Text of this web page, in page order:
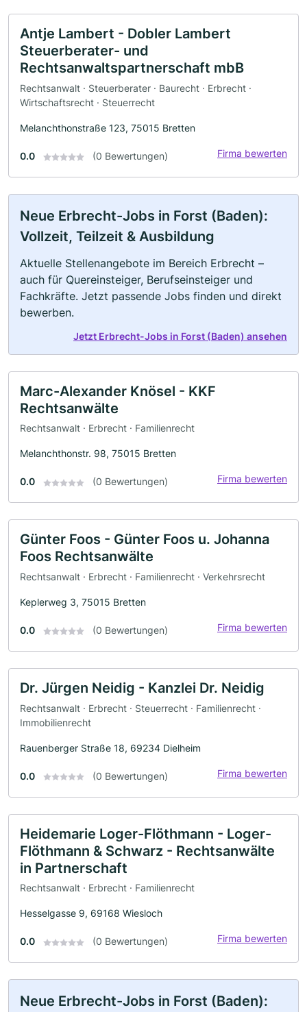
Antje Lambert - Dobler Lambert
Steuerberater- und
Rechtsanwaltspartnerschaft mbB
Rechtsanwalt · Steuerberater · Baurecht · Erbrecht ·
Wirtschaftsrecht · Steuerrecht
Melanchthonstraße 123, 75015 Bretten
0.0 (0 Bewertungen) Firma bewerten
Neue Erbrecht-Jobs in Forst (Baden):
Vollzeit, Teilzeit & Ausbildung
Aktuelle Stellenangebote im Bereich Erbrecht –
auch für Quereinsteiger, Berufseinsteiger und
Fachkräfte. Jetzt passende Jobs finden und direkt
bewerben.
Jetzt Erbrecht-Jobs in Forst (Baden) ansehen
Marc-Alexander Knösel - KKF
Rechtsanwälte
Rechtsanwalt · Erbrecht · Familienrecht
Melanchthonstr. 98, 75015 Bretten
0.0 (0 Bewertungen) Firma bewerten
Günter Foos - Günter Foos u. Johanna
Foos Rechtsanwälte
Rechtsanwalt · Erbrecht · Familienrecht · Verkehrsrecht
Keplerweg 3, 75015 Bretten
0.0 (0 Bewertungen) Firma bewerten
Dr. Jürgen Neidig - Kanzlei Dr. Neidig
Rechtsanwalt · Erbrecht · Steuerrecht · Familienrecht ·
Immobilienrecht
Rauenberger Straße 18, 69234 Dielheim
0.0 (0 Bewertungen) Firma bewerten
Heidemarie Loger-Flöthmann - Loger-
Flöthmann & Schwarz - Rechtsanwälte
in Partnerschaft
Rechtsanwalt · Erbrecht · Familienrecht
Hesselgasse 9, 69168 Wiesloch
0.0 (0 Bewertungen) Firma bewerten
Neue Erbrecht-Jobs in Forst (Baden):